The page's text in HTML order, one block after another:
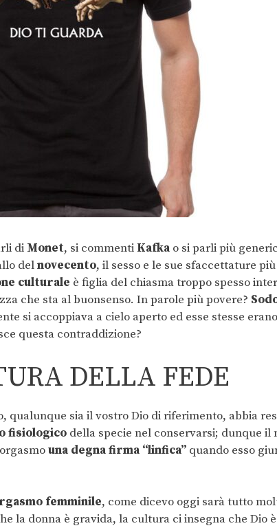
di Monet, si commenti Kafka o si parli più
delnovecento, il sesso e le sue sfaccettature
culturale è figlia del chiasma troppo spesso
che sta al buonsenso. In parole più povere?
si accoppiava a cielo aperto ed esse stesse
questa contraddizione?
DELLA FEDE
qualunque sia il vostro Dio di riferimento, abbia
fisiologico della specie nel conservarsi; dunque il
una degna firma “linfica” quando esso
femminile, come dicevo oggi sarà tutto
la donna è gravida, la cultura ci insegna che Dio